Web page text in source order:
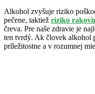
Alkohol zvyšuje riziko
pečene, taktiež riziko
čreva. Pre naše zdravie je
ten tvrdý. Ak človek alkohol
príležitostne a v rozumnej